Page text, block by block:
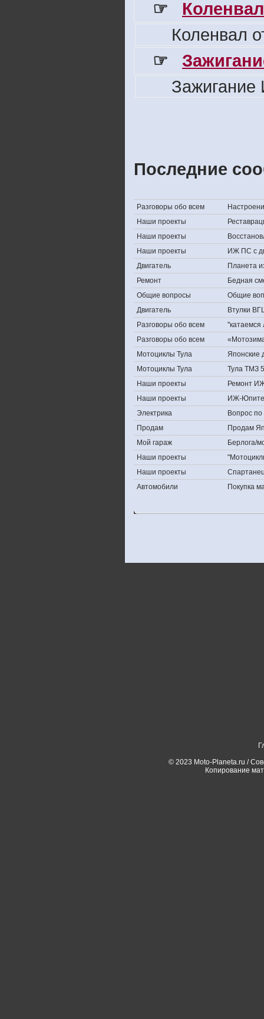
☞
Коленвал
☞
Последние
Разговоры обо всем
Наши проекты
Наши проекты
Наши проекты
ИЖ ПС с
Двигатель
Планета
Ремонт
Бедная
Общие вопросы
Общие
Двигатель
Втулки
Разговоры обо всем
Разговоры обо всем
Мотоциклы Тула
Японские
Мотоциклы Тула
Тула ТМЗ
Наши проекты
Ремонт
Наши проекты
ИЖ-
Электрика
Вопрос по
Продам
Продам
Мой гараж
Берлога/
Наши проекты
Наши проекты
Автомобили
Покупка
© 2023 Moto-Planeta.ru /
Копирование